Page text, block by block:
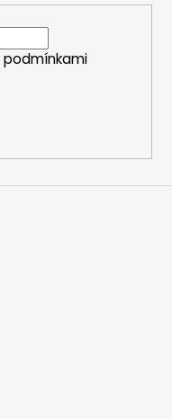
podmínkami